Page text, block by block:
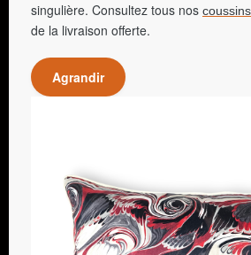
singulière. Consultez tous nos
de la livraison offerte.
Agrandir